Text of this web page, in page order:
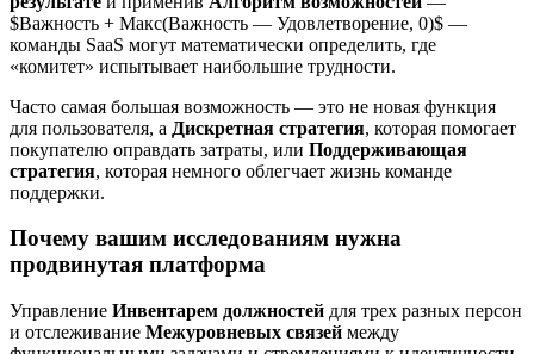
$Важность + Макс(Важность — Удовлетворение, 0)$ —
команды SaaS могут математически определить, где
«комитет» испытывает наибольшие трудности.
Часто самая большая возможность — это не новая функция
для пользователя, а Дискретная стратегия, которая помогает
покупателю оправдать затраты, или Поддерживающая
стратегия, которая немного облегчает жизнь команде
поддержки.
Почему вашим исследованиям нужна
продвинутая платформа
Управление Инвентарем должностей для трех разных персон
и отслеживание Межуровневых связей между